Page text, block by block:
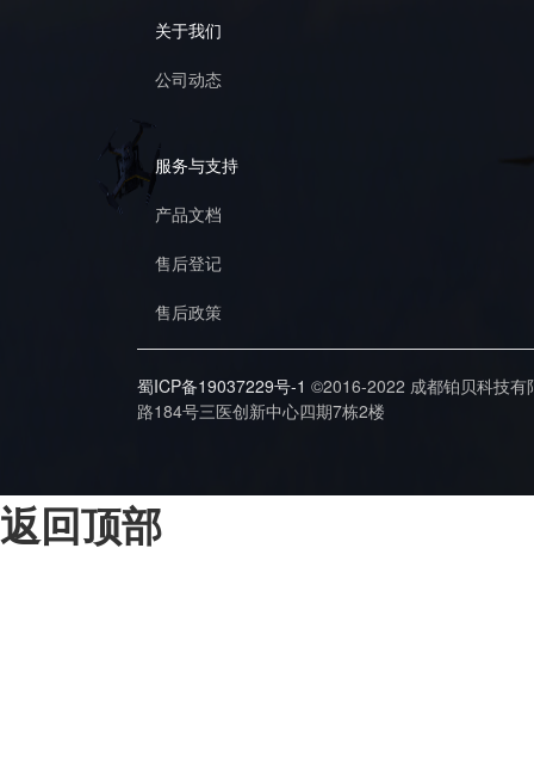
关于我们
公司动态
服务与支持
产品文档
售后登记
售后政策
蜀ICP备19037229号-1 ©2016-2022 成都铂贝科技
路184号三医创新中心四期7栋2楼
返回顶部